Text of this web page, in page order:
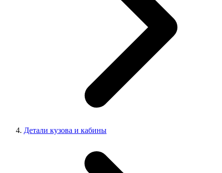
Детали кузова и кабины